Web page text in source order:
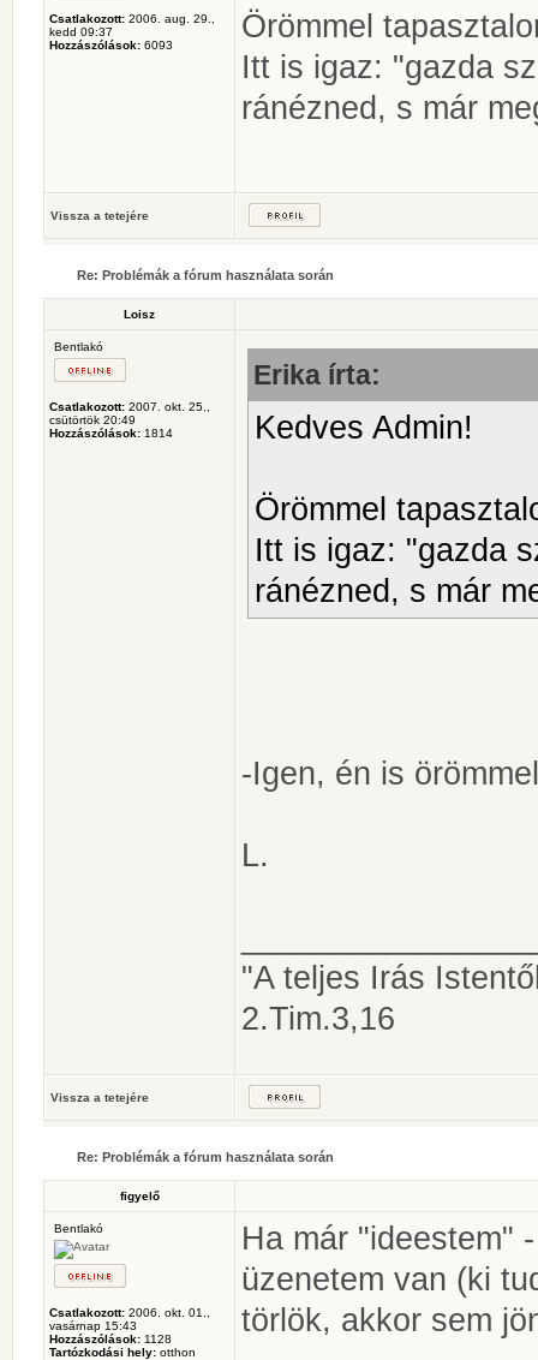
Csatlakozott: 2006. aug. 29.,
kedd 09:37
Hozzászólások: 6093
Örömmel
Itt is igaz: "gazda
ránézned, s már
Vissza a tetejére
Re: Problémák a fórum használata során
Loisz
Bentlakó
Csatlakozott: 2007. okt. 25.,
csütörtök 20:49
Hozzászólások: 1814
Erika írta:
Kedves Admin!
Örömmel
Itt is igaz: "gazda
ránézned, s már
-Igen, én is
L.
"A teljes Irás
2.Tim.3,16
Vissza a tetejére
Re: Problémák a fórum használata során
figyelő
Bentlakó
Csatlakozott: 2006. okt. 01.,
vasárnap 15:43
Hozzászólások: 1128
Tartózkodási hely: otthon
Ha már "ideestem"
üzenetem van (ki
törlök, akkor sem